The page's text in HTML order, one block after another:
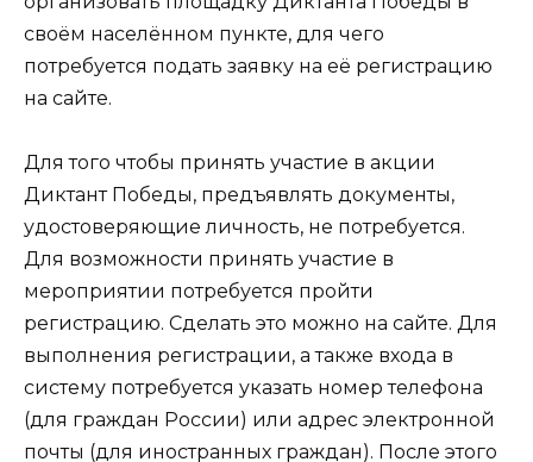
своём населённом пункте, для чего
потребуется подать заявку на её регистрацию
на сайте.
Для того чтобы принять участие в акции
Диктант Победы, предъявлять документы,
удостоверяющие личность, не потребуется.
Для возможности принять участие в
мероприятии потребуется пройти
регистрацию. Сделать это можно на сайте. Для
выполнения регистрации, а также входа в
систему потребуется указать номер телефона
(для граждан России) или адрес электронной
почты (для иностранных граждан). После этого